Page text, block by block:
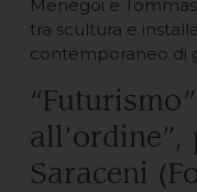
Menegoi e
tra scultura e
contemporaneo di
all’ordine”,
Saraceni